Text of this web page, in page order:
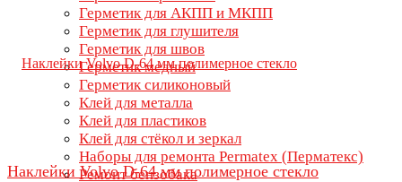
Герметик для АКПП и МКПП
Герметик для глушителя
Герметик для швов
Герметик медный
Герметик силиконовый
Клей для металла
Клей для пластиков
Клей для стёкол и зеркал
Наборы для ремонта Permatex (Перматекс)
Ремонт бензобака
Наклейки Volvo D-64 мм полимерное стекло